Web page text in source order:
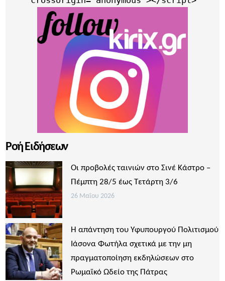
Ροή Ειδήσεων
Οι προβολές ταινιών στο Σινέ Κάστρο –
Πέμπτη 28/5 έως Τετάρτη 3/6
26 Μαΐου 2026
Η απάντηση του Υφυπουργού Πολιτισμού
Ιάσονα Φωτήλα σχετικά με την μη
πραγματοποίηση εκδηλώσεων στο
Ρωμαϊκό Ωδείο της Πάτρας